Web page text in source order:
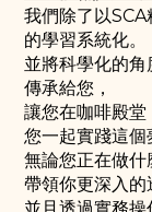
我們除了以
的學習系統化。
並將科學化的
傳承給您，
讓您在咖啡殿
您一起實踐這個
無論您正在做什
帶領你更深入